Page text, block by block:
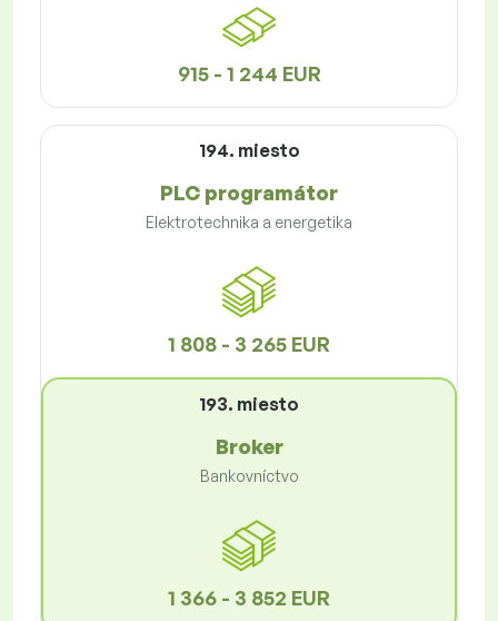
915 - 1 244 EUR
194. miesto
PLC programátor
Elektrotechnika a energetika
1 808 - 3 265 EUR
193. miesto
Broker
Bankovníctvo
1 366 - 3 852 EUR